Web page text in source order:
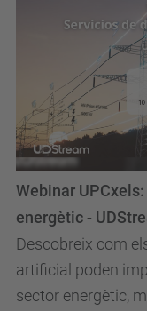
Descobreix com
artificial poden
sector energètic,
Webinar
energètic -